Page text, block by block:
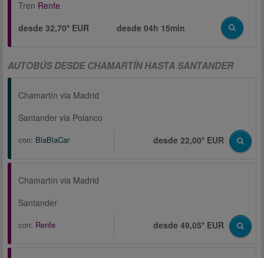
Tren Renfe
desde 32,70* EUR
desde04h 15min
AUTOBÚS DESDE CHAMARTÍN HASTA SANTANDER
Chamartín via Madrid
Santander via Polanco
con: BlaBlaCar desde 22,00* EUR
Chamartín via Madrid
Santander
con: Renfe desde 49,05* EUR